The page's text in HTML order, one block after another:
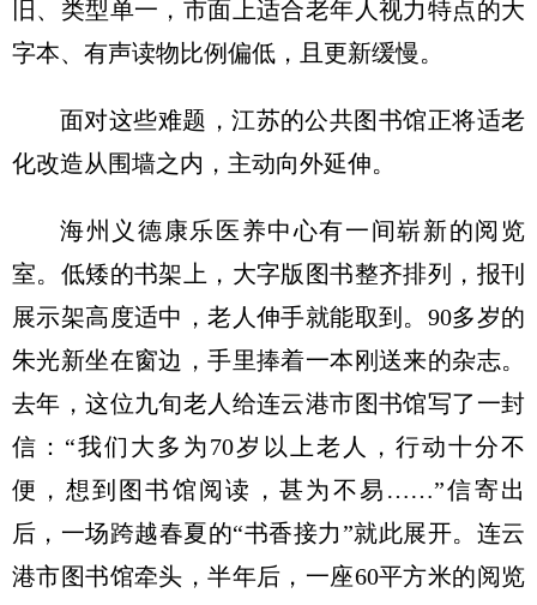
旧、类型单一，市面上适合老年人视力特点的大
字本、有声读物比例偏低，且更新缓慢。
面对这些难题，江苏的公共图书馆正将适老
化改造从围墙之内，主动向外延伸。
海州义德康乐医养中心有一间崭新的阅览
室。低矮的书架上，大字版图书整齐排列，报刊
展示架高度适中，老人伸手就能取到。90多岁的
朱光新坐在窗边，手里捧着一本刚送来的杂志。
去年，这位九旬老人给连云港市图书馆写了一封
信：“我们大多为70岁以上老人，行动十分不
便，想到图书馆阅读，甚为不易……”信寄出
后，一场跨越春夏的“书香接力”就此展开。连云
港市图书馆牵头，半年后，一座60平方米的阅览